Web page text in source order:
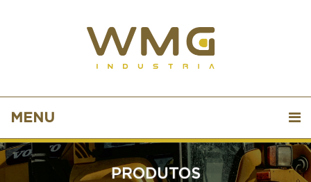
MENU
PRODUTOS